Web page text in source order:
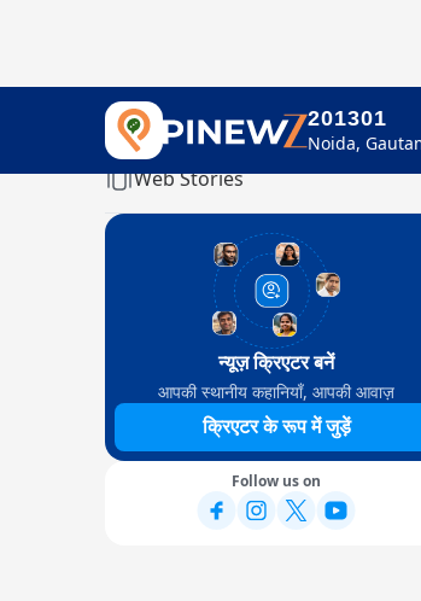
201301
Home
Web Stories
न्यूज़ क्रिएटर बनें
आपकी स्थानीय कहानियाँ, आपकी आवाज़
क्रिएटर के रूप में जुड़ें
Follow us on